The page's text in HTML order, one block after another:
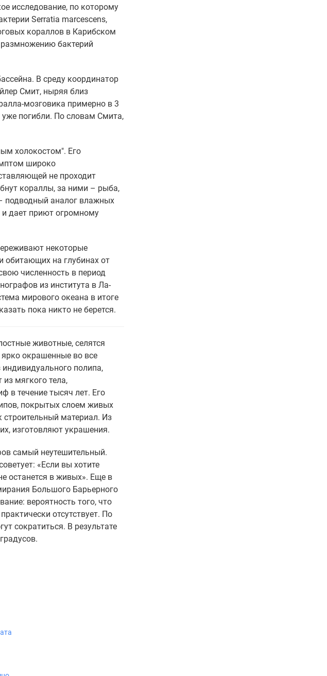
исследование, по которому
Serratia marcescens,
кораллов в Карибском
бактерий
В среду координатор
Смит, ныряя близ
мозговика примерно в 3
погибли. По словам Смита,
холокостом". Его
широко
не проходит
кораллы, за ними – рыба,
подводный аналог влажных
и дает приют огромному
некоторые
обитающих на глубинах от
численность в период
из института в Ла-
мирового океана в итоге
пока никто не берется.
животные, селятся
окрашенные во все
полипа,
мягкого тела,
в течение тысяч лет. Его
покрытых слоем живых
материал. Из
изготовляют украшения.
самый неутешительный.
«Если вы хотите
останется в живых». Еще в
Большого Барьерного
вероятность того, что
отсутствует. По
сократиться. В результате